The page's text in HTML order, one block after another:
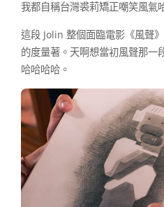
我都自稱台灣裘莉矯正嘲笑風氣
這段 Jolin 整個面臨電影《風聲
的度量著。天啊想當初風聲那一
哈哈哈哈。